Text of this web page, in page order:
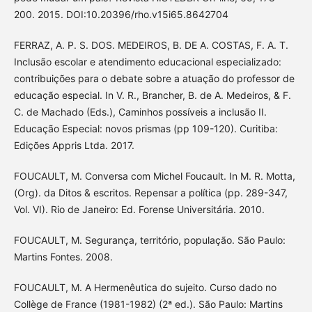
200. 2015. DOI:10.20396/rho.v15i65.8642704
FERRAZ, A. P. S. DOS. MEDEIROS, B. DE A. COSTAS, F. A. T.
Inclusão escolar e atendimento educacional especializado:
contribuições para o debate sobre a atuação do professor de
educação especial. In V. R., Brancher, B. de A. Medeiros, & F.
C. de Machado (Eds.), Caminhos possíveis a inclusão II.
Educação Especial: novos prismas (pp 109-120). Curitiba:
Edições Appris Ltda. 2017.
FOUCAULT, M. Conversa com Michel Foucault. In M. R. Motta,
(Org). da Ditos & escritos. Repensar a política (pp. 289-347,
Vol. VI). Rio de Janeiro: Ed. Forense Universitária. 2010.
FOUCAULT, M. Segurança, território, população. São Paulo:
Martins Fontes. 2008.
FOUCAULT, M. A Hermenêutica do sujeito. Curso dado no
Collège de France (1981-1982) (2ª ed.). São Paulo: Martins